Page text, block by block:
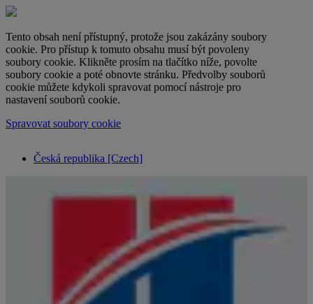
Tento obsah není přístupný, protože jsou zakázány soubory
cookie. Pro přístup k tomuto obsahu musí být povoleny
soubory cookie. Klikněte prosím na tlačítko níže, povolte
soubory cookie a poté obnovte stránku. Předvolby souborů
cookie můžete kdykoli spravovat pomocí nástroje pro
nastavení souborů cookie.
Spravovat soubory cookie
Česká republika [Czech]